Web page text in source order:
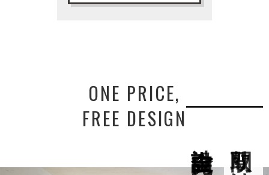
ONE PRICE,
FREE DESIGN
間取りは